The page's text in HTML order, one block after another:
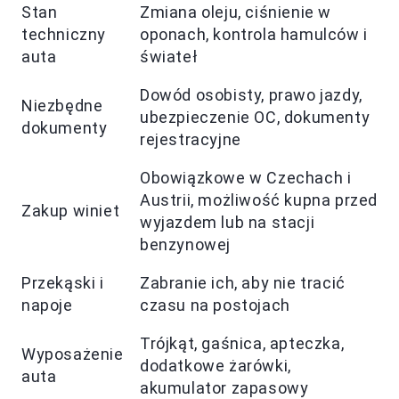
Stan
techniczny
auta
Zmiana oleju, ciśnienie w
oponach, kontrola hamulców i
świateł
Niezbędne
dokumenty
Dowód osobisty, prawo jazdy,
ubezpieczenie OC, dokumenty
rejestracyjne
Zakup winiet
Obowiązkowe w Czechach i
Austrii, możliwość kupna przed
wyjazdem lub na stacji
benzynowej
Przekąski i
napoje
Zabranie ich, aby nie tracić
czasu na postojach
Wyposażenie
auta
Trójkąt, gaśnica, apteczka,
dodatkowe żarówki,
akumulator zapasowy